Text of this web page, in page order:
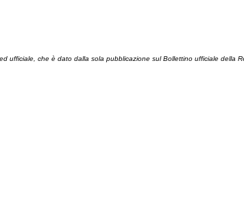
ufficiale, che è dato dalla sola pubblicazione sul Bollettino ufficiale della